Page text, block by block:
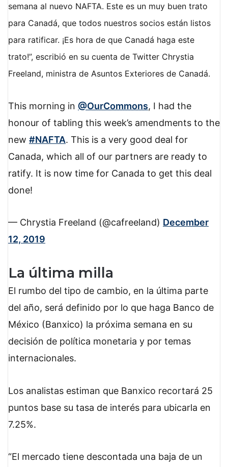
semana al nuevo NAFTA. Este es un muy buen trato
para Canadá, que todos nuestros socios están listos
para ratificar. ¡Es hora de que Canadá haga este
trato!”, escribió en su cuenta de Twitter Chrystia
Freeland, ministra de Asuntos Exteriores de Canadá.
This morning in @OurCommons, I had the
honour of tabling this week’s amendments to the
new #NAFTA. This is a very good deal for
Canada, which all of our partners are ready to
ratify. It is now time for Canada to get this deal
done!
— Chrystia Freeland (@cafreeland) December
12, 2019
La última milla
El rumbo del tipo de cambio, en la última parte
del año, será definido por lo que haga Banco de
México (Banxico) la próxima semana en su
decisión de política monetaria y por temas
internacionales.
Los analistas estiman que Banxico recortará 25
puntos base su tasa de interés para ubicarla en
7.25%.
El mercado tiene descontada una baja de un